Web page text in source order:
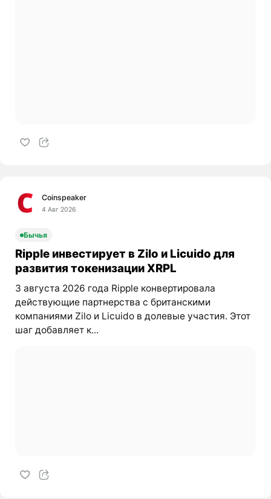
Coinspeaker
4 Авг 2026
Бычья
Ripple инвестирует в Zilo и Licuido для
развития токенизации XRPL
3 августа 2026 года Ripple конвертировала
действующие партнерства с британскими
компаниями Zilo и Licuido в долевые участия. Этот
шаг добавляет к...